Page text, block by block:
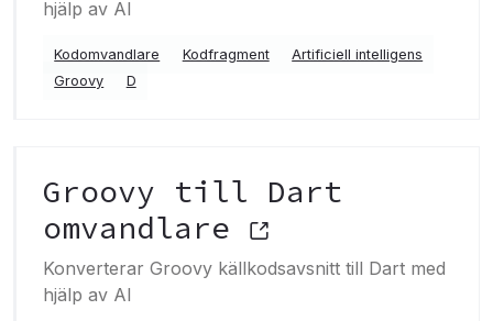
hjälp av AI
Kodomvandlare Kodfragment
Artificiell intelligens
Groovy
D
Groovy till Dart
omvandlare
Konverterar Groovy källkodsavsnitt till Dart med
hjälp av AI